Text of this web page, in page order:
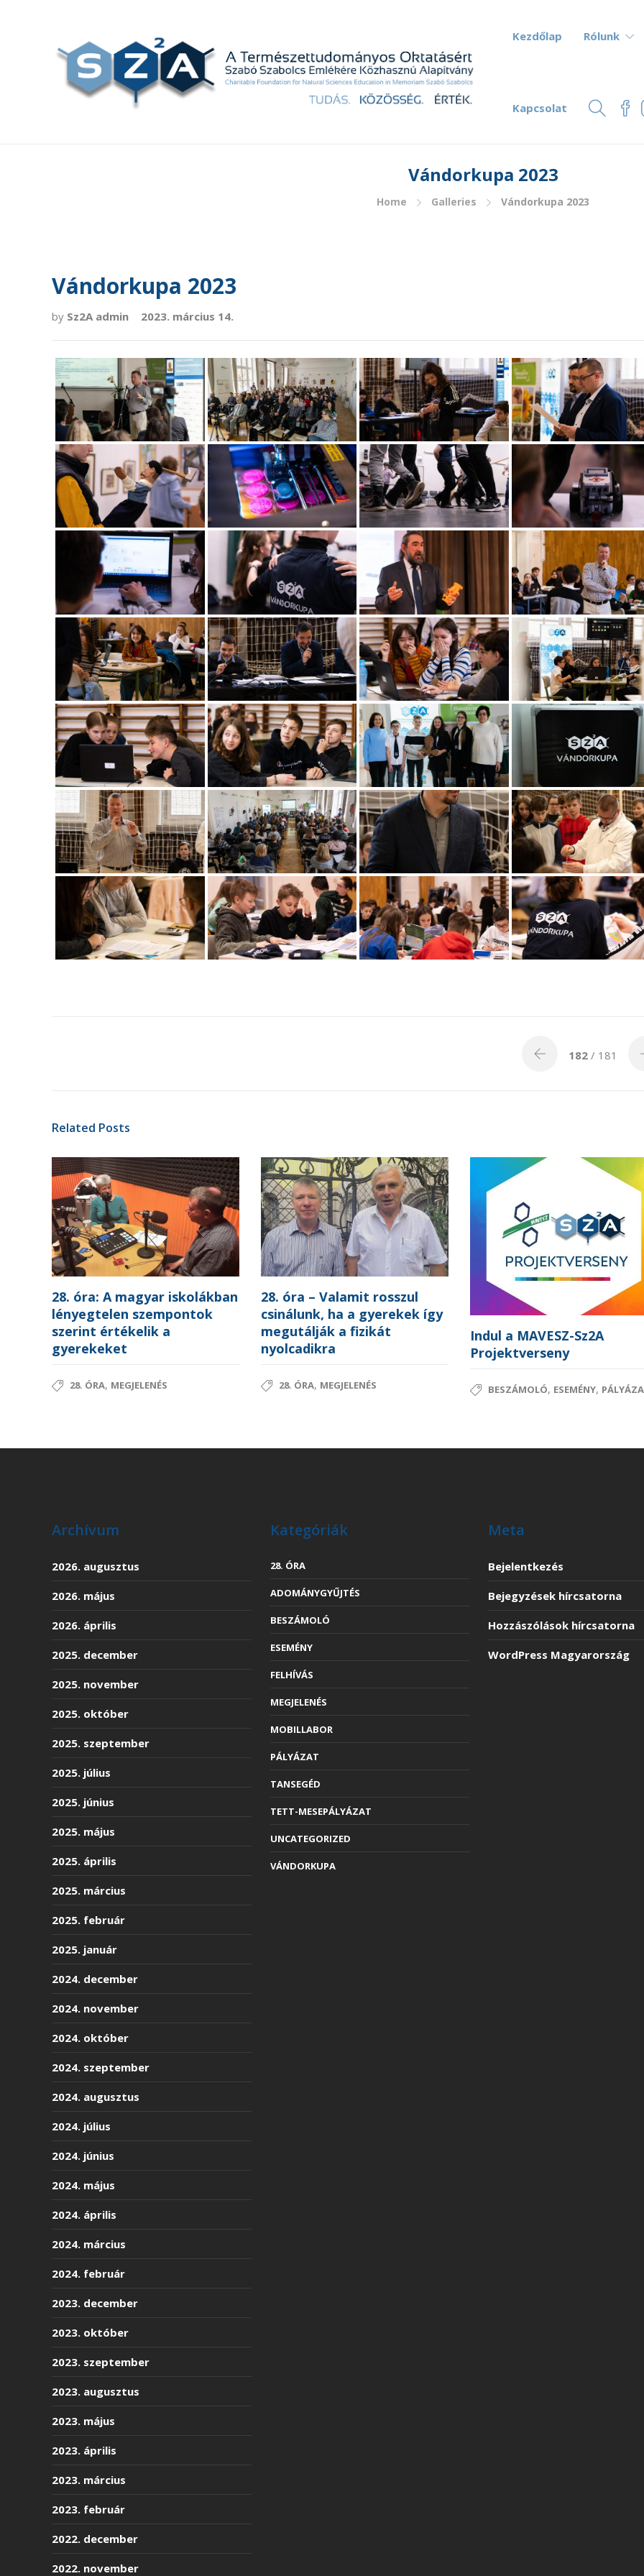
Kezdőlap Rólunk
Kapcsolat
Vándorkupa 2023
Home Galleries Vándorkupa 2023
Vándorkupa 2023
by Sz2A admin 2023. március 14.
182 / 181
Related Posts
28. óra: A magyar iskolákban
lényegtelen szempontok
szerint értékelik a
gyerekeket
28. ÓRA, MEGJELENÉS
28. óra – Valamit rosszul
csinálunk, ha a gyerekek így
megutálják a fizikát
nyolcadikra
28. ÓRA, MEGJELENÉS
Indul a MAVESZ-Sz2A
Projektverseny
BESZÁMOLÓ, ESEMÉNY,
Archívum
2026. augusztus
2026. május
2026. április
2025. december
2025. november
2025. október
2025. szeptember
2025. július
2025. június
2025. május
2025. április
2025. március
2025. február
2025. január
2024. december
2024. november
2024. október
2024. szeptember
2024. augusztus
2024. július
2024. június
2024. május
2024. április
2024. március
2024. február
2023. december
2023. október
2023. szeptember
2023. augusztus
2023. május
2023. április
2023. március
2023. február
2022. december
2022. november
Kategóriák
28. ÓRA
ADOMÁNYGYŰJTÉS
BESZÁMOLÓ
ESEMÉNY
FELHÍVÁS
MEGJELENÉS
MOBILLABOR
PÁLYÁZAT
TANSEGÉD
TETT-MESEPÁLYÁZAT
UNCATEGORIZED
VÁNDORKUPA
Meta
Bejelentkezés
Bejegyzések hírcsatorna
Hozzászólások hírcsatorna
WordPress Magyarország